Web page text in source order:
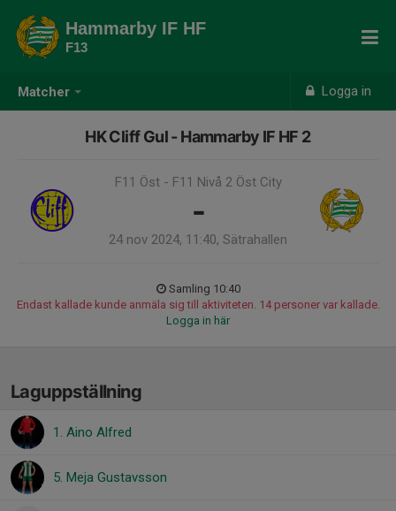
Matcher Logga in
Hammarby IF HF
F13
HK Cliff Gul - Hammarby IF HF 2
F11 Öst - F11 Nivå 2 Öst City
-
24 nov 2024, 11:40, Sätrahallen
Samling 10:40
Endast kallade kunde anmäla sig till aktiviteten. 14 personer var kallade.
Logga in här
Laguppställning
1. Aino Alfred
5. Meja Gustavsson